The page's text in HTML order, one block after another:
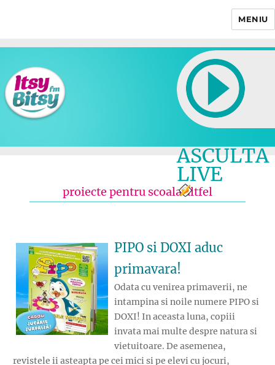
MENIU
ASCULTA
LIVE
proiecte pentru scoala altfel
PIPO si DOXI aduc
primavara!
Odata cu venirea primaverii, ne
intampina si noile numere PIPO si
DOXI! In aceasta luna, copiii
invata mai multe despre natura si
vietuitoare. De asemenea,
revistele ii asteapta pe cei mici si pe elevi cu jocuri,